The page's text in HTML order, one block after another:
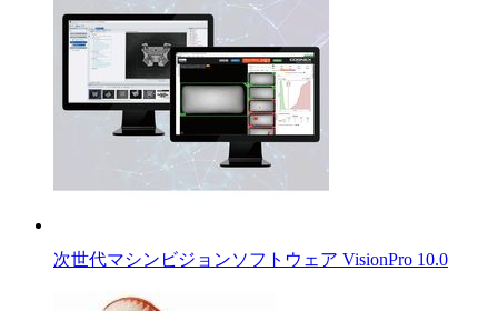
次世代マシンビジョンソフトウェア VisionPro 10.0